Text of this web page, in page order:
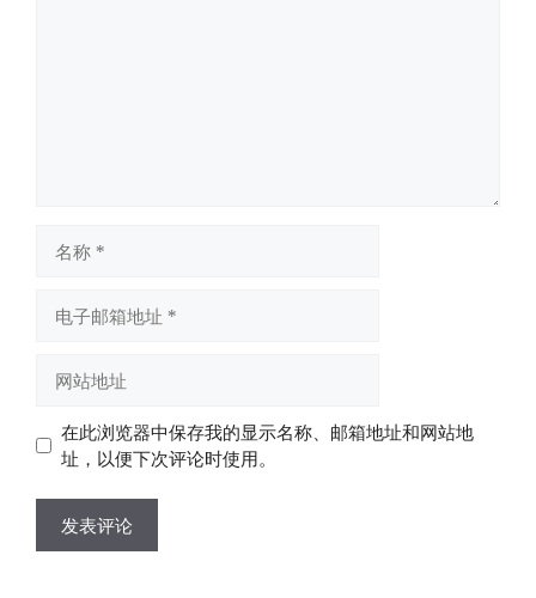
址
址
在此浏览器中保存我的显示名称、邮箱地址和网站地
址，以便下次评论时使用。